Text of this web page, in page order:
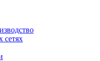
сетях